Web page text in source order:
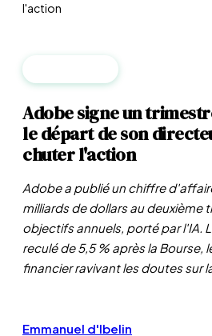
l'action
Adobe signe un
le départ de son
chuter l'action
Adobe a publié un chiffre
milliards de dollars au deuxième
objectifs annuels, porté par l'IA.
reculé de 5,5 % après la Bourse,
financier ravivant les doutes sur
Emmanuel d'Ibelin